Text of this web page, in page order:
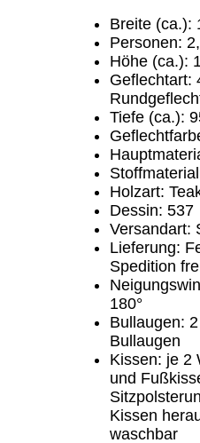
Breite (ca.):
Personen:
Höhe (ca.):
Geflechtart:
Tiefe (ca.):
Holzart:
Dessin: 537
Versandart:
Lieferung:
Spedition
180°
Bullaugen:
Bullaugen
Kissen: je 2
und
Kissen
waschbar